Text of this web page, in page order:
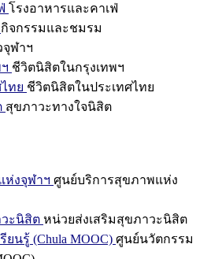
โรงอาหารและคาเฟ่
กิจกรรมและชมรม
จุฬาฯ
ชีวิตนิสิตในกรุงเทพฯ
ทย ชีวิตนิสิตในประเทศไทย
สุขภาวะทางใจนิสิต
ห่งจุฬาฯ ศูนย์บริการสุขภาพแห่ง
ะนิสิต หน่วยส่งเสริมสุขภาวะนิสิต
นรู้ (Chula MOOC) ศูนย์นวัตกรรม